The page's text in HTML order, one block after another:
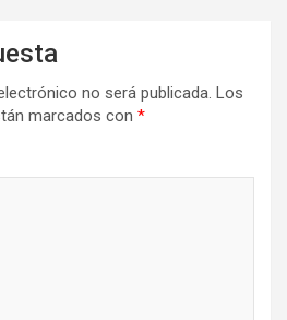
no será publicada. Los
marcados con *